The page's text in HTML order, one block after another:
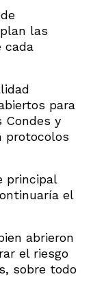
las
cada
para
Condes y
protocolos
principal
el
abrieron
el riesgo
sobre todo